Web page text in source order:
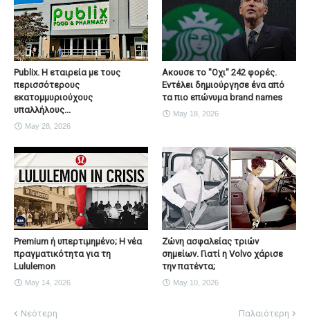
Publix. Η εταιρεία με τους
περισσότερους
εκατομμυριούχους
υπαλλήλους...
May 28, 2026
Ακουσε το "Οχι" 242 φορές.
Εντέλει δημιούργησε ένα από
τα πιο επώνυμα brand names
May 18, 2026
Premium ή υπερτιμημένο; Η νέα
πραγματικότητα για τη
Lululemon
May 14, 2026
Ζώνη ασφαλείας τριών
σημείων. Γιατί η Volvo χάρισε
την πατέντα;
May 10, 2026
Νεότερη Παλαιότερη